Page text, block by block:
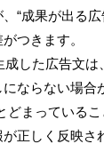
“成果が出る
つきます。
成した広告文
ならない場合
どまっている
が正しく反映さ